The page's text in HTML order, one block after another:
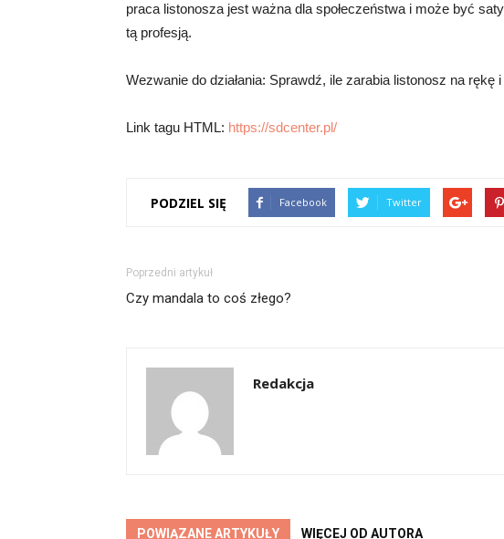
praca listonosza jest ważna dla społeczeństwa i może być
tą profesją.
Wezwanie do działania: Sprawdź, ile zarabia listonosz na rękę
Link tagu HTML: https://sdcenter.pl/
PODZIEL SIĘ Facebook Twitter
Poprzedni artykuł
Czy mandala to coś złego?
Redakcja
POWIĄZANE ARTYKUŁY WIĘCEJ OD AUTORA